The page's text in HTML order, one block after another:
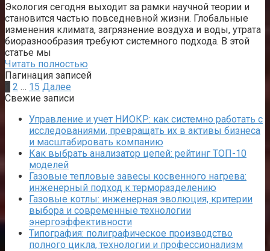
Экология сегодня выходит за рамки научной теории и
становится частью повседневной жизни. Глобальные
изменения климата, загрязнение воздуха и воды, утрата
биоразнообразия требуют системного подхода. В этой
статье мы
Читать полностью
Пагинация записей
2 … 15 Далее
Свежие записи
Управление и учет НИОКР: как системно работать с
исследованиями, превращать их в активы бизнеса
и масштабировать компанию
Как выбрать анализатор цепей: рейтинг ТОП-10
моделей
Газовые тепловые завесы косвенного нагрева:
инженерный подход к терморазделению
Газовые котлы: инженерная эволюция, критерии
выбора и современные технологии
энергоэффективности
Типография: полиграфическое производство
полного цикла, технологии и профессионализм